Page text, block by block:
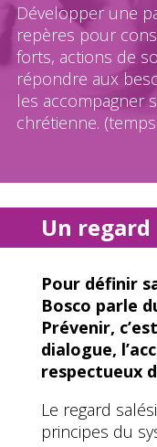
Développer une
repères pour
forts, actions de
répondre aux
les accompagner
chrétienne.
Un regard
Pour définir
Bosco parle
Prévenir,
dialogue,
respectueux
Le regard
principes du